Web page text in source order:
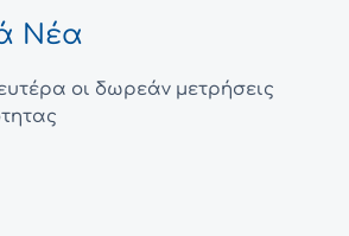
Νέα
οι δωρεάν μετρήσεις